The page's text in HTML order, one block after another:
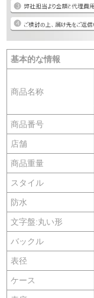
基本的な情報
商品名称
商品番号
店舗
商品重量
スタイル
防水
文字盤:丸い形
バックル
表径
ケース